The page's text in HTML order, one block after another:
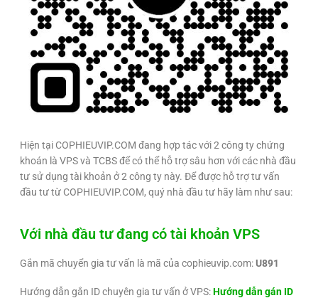
Hiện tại COPHIEUVIP.COM đang hợp tác với 2 công ty chứng
khoán là VPS và TCBS để có thể hỗ trợ sâu hơn với các nhà đầu
tư sử dụng tài khoản ở 2 công ty này. Để được hỗ trợ tư vấn
đầu tư từ COPHIEUVIP.COM, quý nhà đầu tư hãy làm như sau:
Với nhà đầu tư đang có tài khoản VPS
Gắn mã chuyển gia tư vấn là mã của cophieuvip.com:U891
Hướng dẫn gắn ID chuyên gia tư vấn ở VPS:Hướng dẫn gán ID